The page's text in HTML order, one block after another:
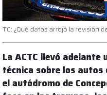
TC: ¿Qué datos arrojó la revisión
La ACTC llevó
técnica sobre los autos
el autódromo de